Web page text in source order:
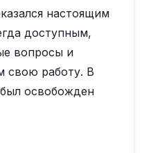
настоящим
доступным,
вопросы и
свою работу. В
освобожден